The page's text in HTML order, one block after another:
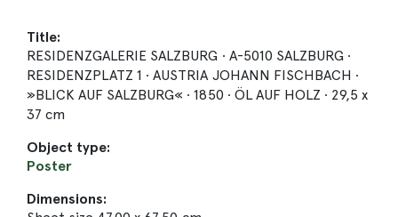
Title:
RESIDENZGALERIE SALZBURG · A-5010 SALZBURG ·
RESIDENZPLATZ 1 · AUSTRIA JOHANN FISCHBACH ·
»BLICK AUF SALZBURG« · 1850 · ÖL AUF HOLZ · 29,5 x
37 cm
Object type:
Poster
Dimensions: